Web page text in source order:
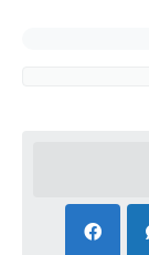
Telefones Úteis